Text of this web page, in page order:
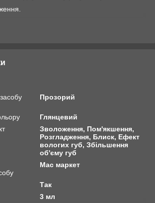
Прозорий
Глянцевий
Зволоження, Пом'якшення,
Розгладження, Блиск, Ефект
вологих губ, Збільшення
об'єму губ
Мас маркет
Так
3 мл